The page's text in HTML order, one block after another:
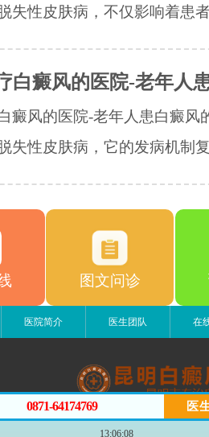
失性皮肤病，不仅影响着患
白癜风的医院-老年人
癜风的医院-老年人患白癜风
失性皮肤病，它的发病机制
图文问诊
医院简介 医生团队 在
昆明白癜风医
昆明市五华区护国路
0871-64174769 医
13:06:08